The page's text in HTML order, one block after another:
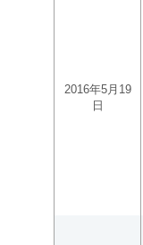
2016年5月19
日